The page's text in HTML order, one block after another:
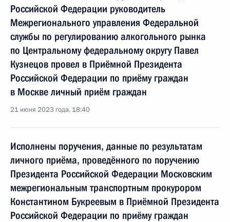
Российской Федерации руководитель
Межрегионального управления Федеральной
службы по регулированию алкогольного рынка
по Центральному федеральному округу Павел
Кузнецов провел в Приёмной Президента
Российской Федерации по приёму граждан
в Москве личный приём граждан
21 июня 2023 года, 18:40
Исполнены поручения, данные по результатам
личного приёма, проведённого по поручению
Президента Российской Федерации Московским
межрегиональным транспортным прокурором
Константином Букреевым в Приёмной Президента
Российской Федерации по приёму граждан